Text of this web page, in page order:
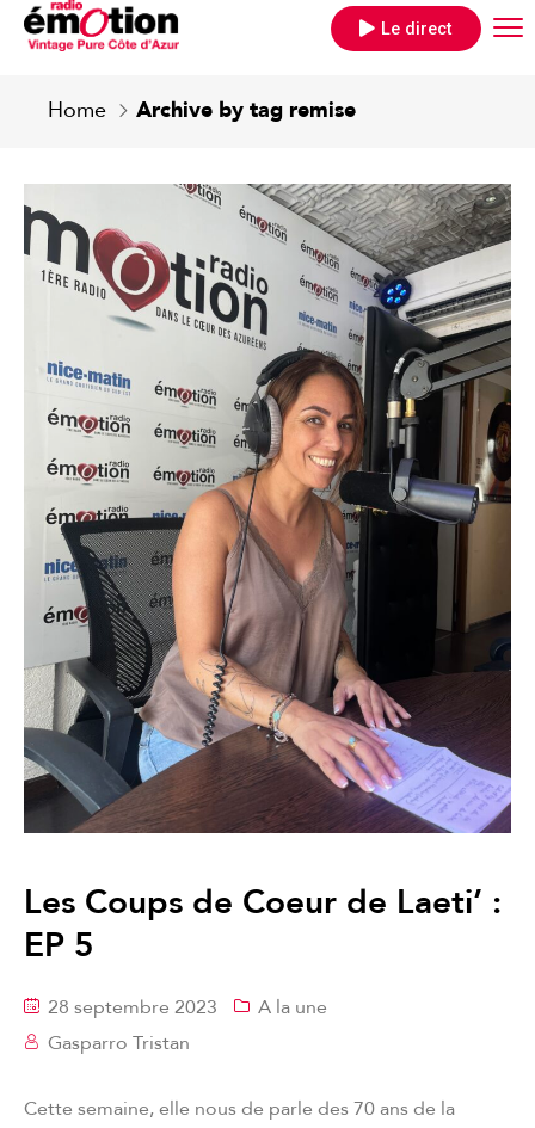
Le direct
Home Archive by tag remise
Les Coups de Coeur de Laeti’ :
EP 5
28 septembre 2023
A la une
Gasparro Tristan
Cette semaine, elle nous de parle des 70 ans de la